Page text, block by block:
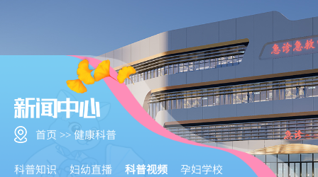
首页 >> 健康科普
科普知识 妇幼直播 科普视频 孕妇学校